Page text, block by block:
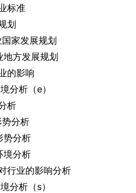
标准
划
家发展规划
方发展规划
的影响
分析（e）
析
势分析
势分析
境分析
行业的影响分析
分析（s）